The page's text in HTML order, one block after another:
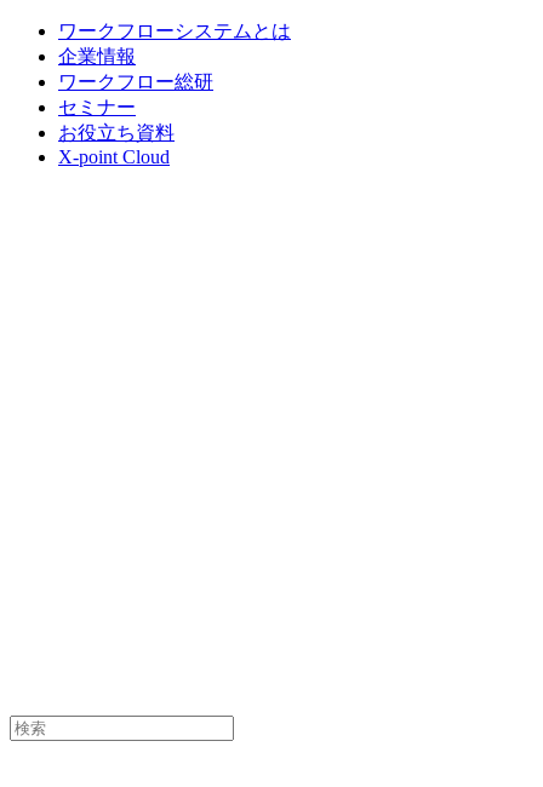
ワークフローシステムとは
企業情報
ワークフロー総研
セミナー
お役立ち資料
X-point Cloud